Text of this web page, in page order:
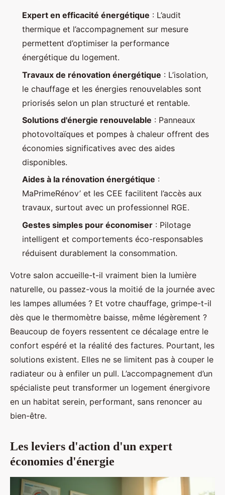
Expert en efficacité énergétique : L’audit
thermique et l’accompagnement sur mesure
permettent d’optimiser la performance
énergétique du logement.
Travaux de rénovation énergétique : L’isolation,
le chauffage et les énergies renouvelables sont
priorisés selon un plan structuré et rentable.
Solutions d'énergie renouvelable : Panneaux
photovoltaïques et pompes à chaleur offrent des
économies significatives avec des aides
disponibles.
Aides à la rénovation énergétique :
MaPrimeRénov’ et les CEE facilitent l’accès aux
travaux, surtout avec un professionnel RGE.
Gestes simples pour économiser : Pilotage
intelligent et comportements éco-responsables
réduisent durablement la consommation.
Votre salon accueille-t-il vraiment bien la lumière
naturelle, ou passez-vous la moitié de la journée avec
les lampes allumées ? Et votre chauffage, grimpe-t-il
dès que le thermomètre baisse, même légèrement ?
Beaucoup de foyers ressentent ce décalage entre le
confort espéré et la réalité des factures. Pourtant, les
solutions existent. Elles ne se limitent pas à couper le
radiateur ou à enfiler un pull. L’accompagnement d’un
spécialiste peut transformer un logement énergivore
en un habitat serein, performant, sans renoncer au
bien-être.
Les leviers d'action d'un expert
économies d'énergie